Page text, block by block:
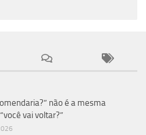
não é a mesma
vai voltar?”